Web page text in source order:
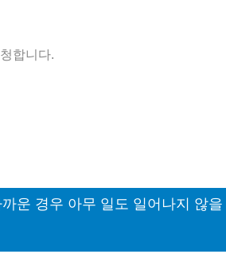
합니다.
운 경우 아무 일도 일어나지 않을